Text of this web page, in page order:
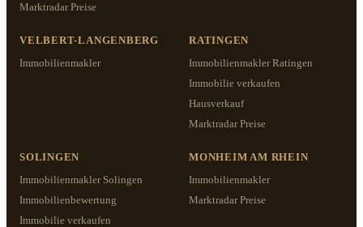
Marktradar Preise
VELBERT-LANGENBERG
Immobilienmakler
RATINGEN
Immobilienmakler Ratingen
Immobilie verkaufen
Hausverkauf
Marktradar Preise
SOLINGEN
Immobilienmakler Solingen
Immobilienbewertung
Immobilie verkaufen
MONHEIM AM RHEIN
Immobilienmakler
Marktradar Preise